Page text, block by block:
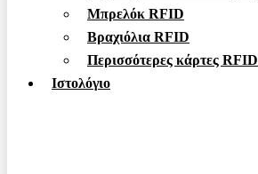
Μπρελόκ RFID
Βραχιόλια RFID
Περισσότερες κάρτες RFID
Ιστολόγιο